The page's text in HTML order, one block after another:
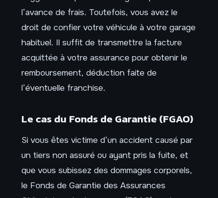
l’avance de frais. Toutefois, vous avez le
droit de confier votre véhicule à votre garage
habituel. Il suffit de transmettre la facture
acquittée à votre assurance pour obtenir le
remboursement, déduction faite de
l’éventuelle franchise.
Le cas du Fonds de Garantie (FGAO)
Si vous êtes victime d’un accident causé par
un tiers non assuré ou ayant pris la fuite, et
que vous subissez des dommages corporels,
le Fonds de Garantie des Assurances